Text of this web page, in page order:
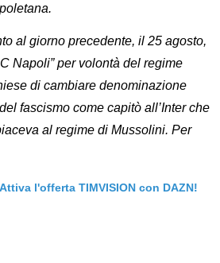
al giorno precedente, il 25 agosto,
Napoli” per volontà del regime
di cambiare denominazione
fascismo come capitò all’Inter che
al regime di Mussolini. Per
l'offerta TIMVISION con DAZN!